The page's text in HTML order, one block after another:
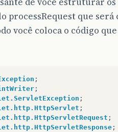
processRequest que será
você coloca o código
;
;
;
;
;
;